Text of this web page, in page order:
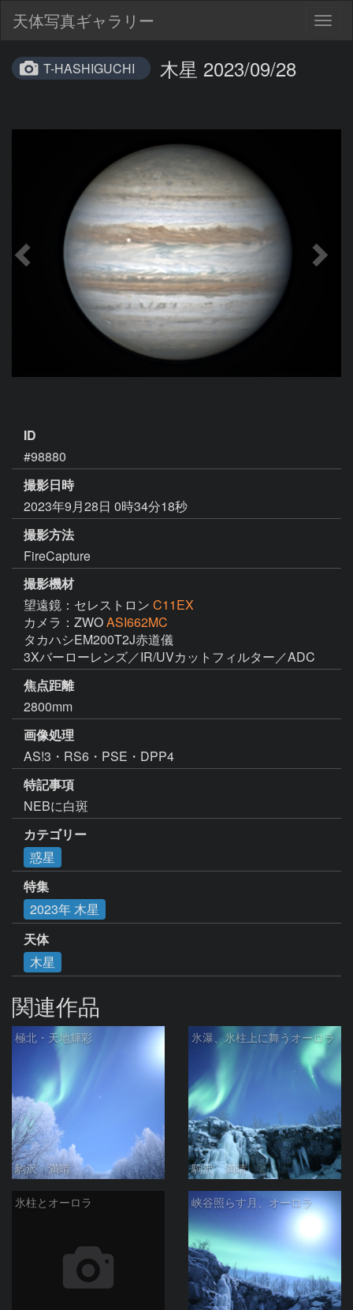
天体写真ギャラリー
T-HASHIGUCHI 木星 2023/09/28
ID
#98880
撮影日時
2023年9月28日 0時34分18秒
撮影方法
FireCapture
撮影機材
望遠鏡：セレストロン C11EX
カメラ：ZWOASI662MC
タカハシEM200T2J赤道儀
3Xバーローレンズ／IR/UVカットフィルター／ADC
焦点距離
2800mm
画像処理
AS!3・RS6・PSE・DPP4
特記事項
NEBに白斑
カテゴリー
惑星
特集
2023年 木星
天体
木星
関連作品
極北・天地輝彩
駒沢 満晴
氷瀑、氷柱上に舞うオーロラ
駒沢 満晴
氷柱とオーロラ 峡谷照らす月、オーロラ